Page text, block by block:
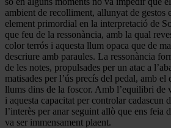
ambient de recolliment, allunyat de gestos
element primordial en la interpretació de
que feu de la ressonància, amb la qual
color terrós i aquesta llum opaca que de
descriure amb paraules. La ressonància
de les notes, propulsades per un atac a
matisades per l’ús precís del pedal, amb el
llums dins de la foscor. Amb l’equilibri de
i aquesta capacitat per controlar cadascun
l’interès per anar seguint allò que ens feia
va ser immensament plaent.